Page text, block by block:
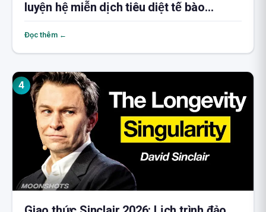
luyện hệ miễn dịch tiêu diệt tế bào
zombie
Đọc thêm ←
4